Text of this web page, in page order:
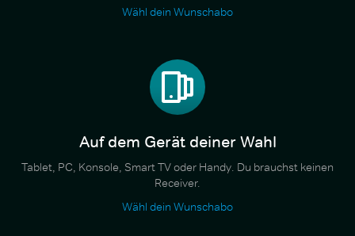
Wähl dein Wunschabo
Auf dem Gerät deiner Wahl
Tablet, PC, Konsole, Smart TV oder Handy. Du brauchst keinen
Receiver.
Wähl dein Wunschabo